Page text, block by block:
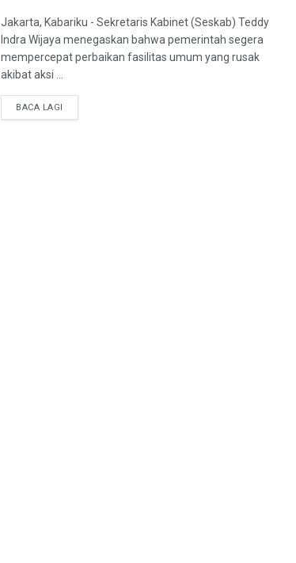
Jakarta, Kabariku - Sekretaris Kabinet (Seskab) Teddy
Indra Wijaya menegaskan bahwa pemerintah segera
mempercepat perbaikan fasilitas umum yang rusak
akibat aksi ...
BACA LAGI